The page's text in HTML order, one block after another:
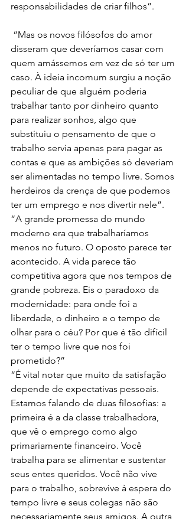
responsabilidades de criar filhos”.
disseram que deveríamos casar com
quem amássemos em vez de só ter um
caso. À ideia incomum surgiu a noção
peculiar de que alguém poderia
trabalhar tanto por dinheiro quanto
para realizar sonhos, algo que
substituiu o pensamento de que o
trabalho servia apenas para pagar as
contas e que as ambições só deveriam
ser alimentadas no tempo livre. Somos
herdeiros da crença de que podemos
ter um emprego e nos divertir nele”.
“A grande promessa do mundo
moderno era que trabalharíamos
menos no futuro. O oposto parece ter
acontecido. A vida parece tão
competitiva agora que nos tempos de
grande pobreza. Eis o paradoxo da
modernidade: para onde foi a
liberdade, o dinheiro e o tempo de
olhar para o céu? Por que é tão difícil
ter o tempo livre que nos foi
prometido?”
“É vital notar que muito da satisfação
depende de expectativas pessoais.
Estamos falando de duas filosofias: a
primeira é a da classe trabalhadora,
que vê o emprego como algo
primariamente financeiro. Você
trabalha para se alimentar e sustentar
seus entes queridos. Você não vive
para o trabalho, sobrevive à espera do
tempo livre e seus colegas não são
necessariamente seus amigos. A outra